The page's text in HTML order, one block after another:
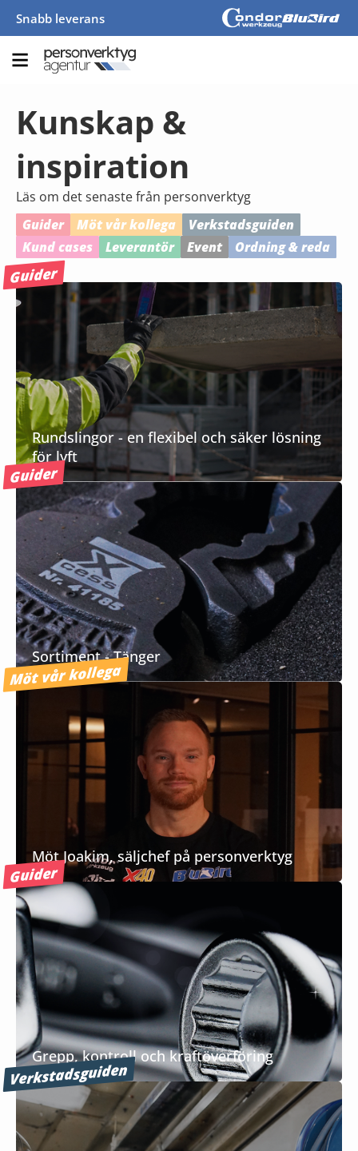
Snabb leverans
Kunskap &
inspiration
Läs om det senaste från personverktyg
Guider
Möt vår kollega
Verkstadsguiden
Kund cases
Leverantör Event Ordning & reda
Guider
Rundslingor - en flexibel och säker lösning
för lyft
Guider
Sortiment - Tänger
Möt vår kollega
Möt Joakim, säljchef på personverktyg
Guider
Grepp, kontroll och kraftöverföring
Verkstadsguiden